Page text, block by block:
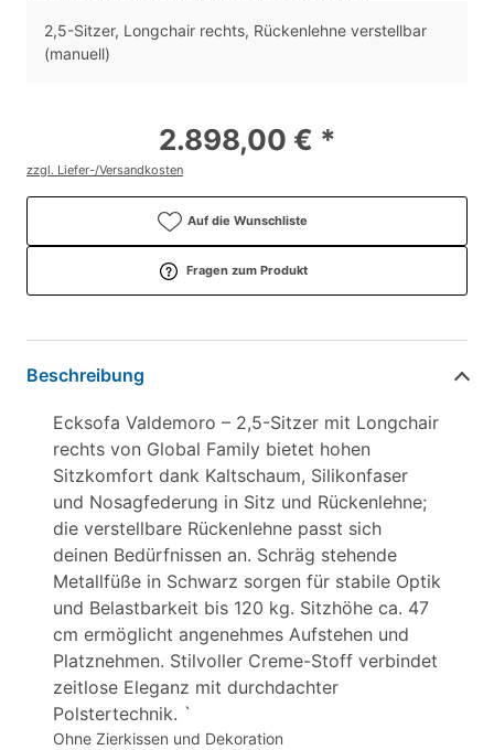
2,5-Sitzer, Longchair rechts, Rückenlehne verstellbar
(manuell)
2.898,00 € *
zzgl. Liefer-/Versandkosten
Auf die Wunschliste
Fragen zum Produkt
Beschreibung
Ecksofa Valdemoro – 2,5-Sitzer mit Longchair
rechts von Global Family bietet hohen
Sitzkomfort dank Kaltschaum, Silikonfaser
und Nosagfederung in Sitz und Rückenlehne;
die verstellbare Rückenlehne passt sich
deinen Bedürfnissen an. Schräg stehende
Metallfüße in Schwarz sorgen für stabile Optik
und Belastbarkeit bis 120 kg. Sitzhöhe ca. 47
cm ermöglicht angenehmes Aufstehen und
Platznehmen. Stilvoller Creme-Stoff verbindet
zeitlose Eleganz mit durchdachter
Polstertechnik. `
Ohne Zierkissen und Dekoration